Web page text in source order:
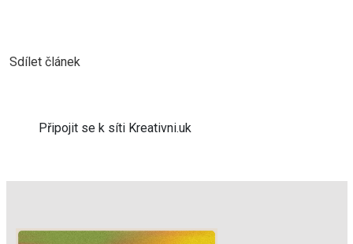
Sdílet článek
Připojit se k síti Kreativni.uk